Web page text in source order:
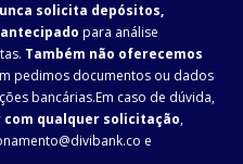
solicita depósitos,
para análise
Também não oferecemos
pedimos documentos ou dados
bancárias.Em caso de dúvida,
com qualquer solicitação,
e